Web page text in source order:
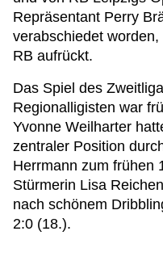
Repräsentant Perry
verabschiedet
RB aufrückt.
Das Spiel des
Regionalligisten war
Yvonne Weilharter
zentraler Position
Herrmann zum frühen
Stürmerin Lisa
nach schönem
2:0 (18.).